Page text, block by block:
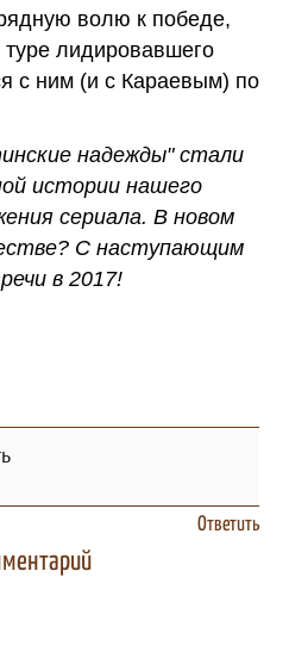
волю к победе,
лидировавшего
с ним (и с Караевым) по
надежды" стали
истории нашего
сериала. В новом
С наступающим
в 2017!
Ответить